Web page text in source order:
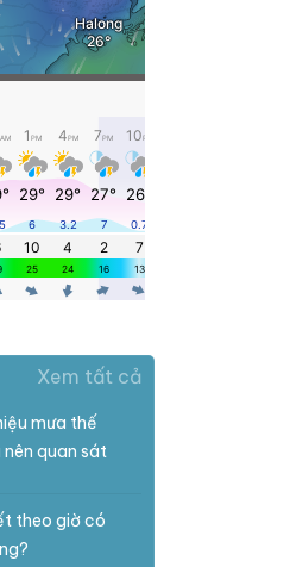
Xem tất cả
mưa thế
nên quan sát
theo giờ có